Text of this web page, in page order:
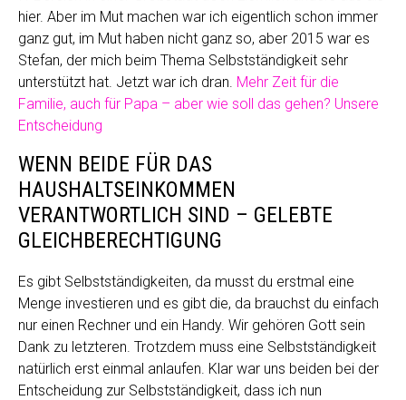
hier. Aber im Mut machen war ich eigentlich schon immer
ganz gut, im Mut haben nicht ganz so, aber 2015 war es
Stefan, der mich beim Thema Selbstständigkeit sehr
unterstützt hat. Jetzt war ich dran. Mehr Zeit für die
Familie, auch für Papa – aber wie soll das gehen? Unsere
Entscheidung
WENN BEIDE FÜR DAS
HAUSHALTSEINKOMMEN
VERANTWORTLICH SIND – GELEBTE
GLEICHBERECHTIGUNG
Es gibt Selbstständigkeiten, da musst du erstmal eine
Menge investieren und es gibt die, da brauchst du einfach
nur einen Rechner und ein Handy. Wir gehören Gott sein
Dank zu letzteren. Trotzdem muss eine Selbstständigkeit
natürlich erst einmal anlaufen. Klar war uns beiden bei der
Entscheidung zur Selbstständigkeit, dass ich nun